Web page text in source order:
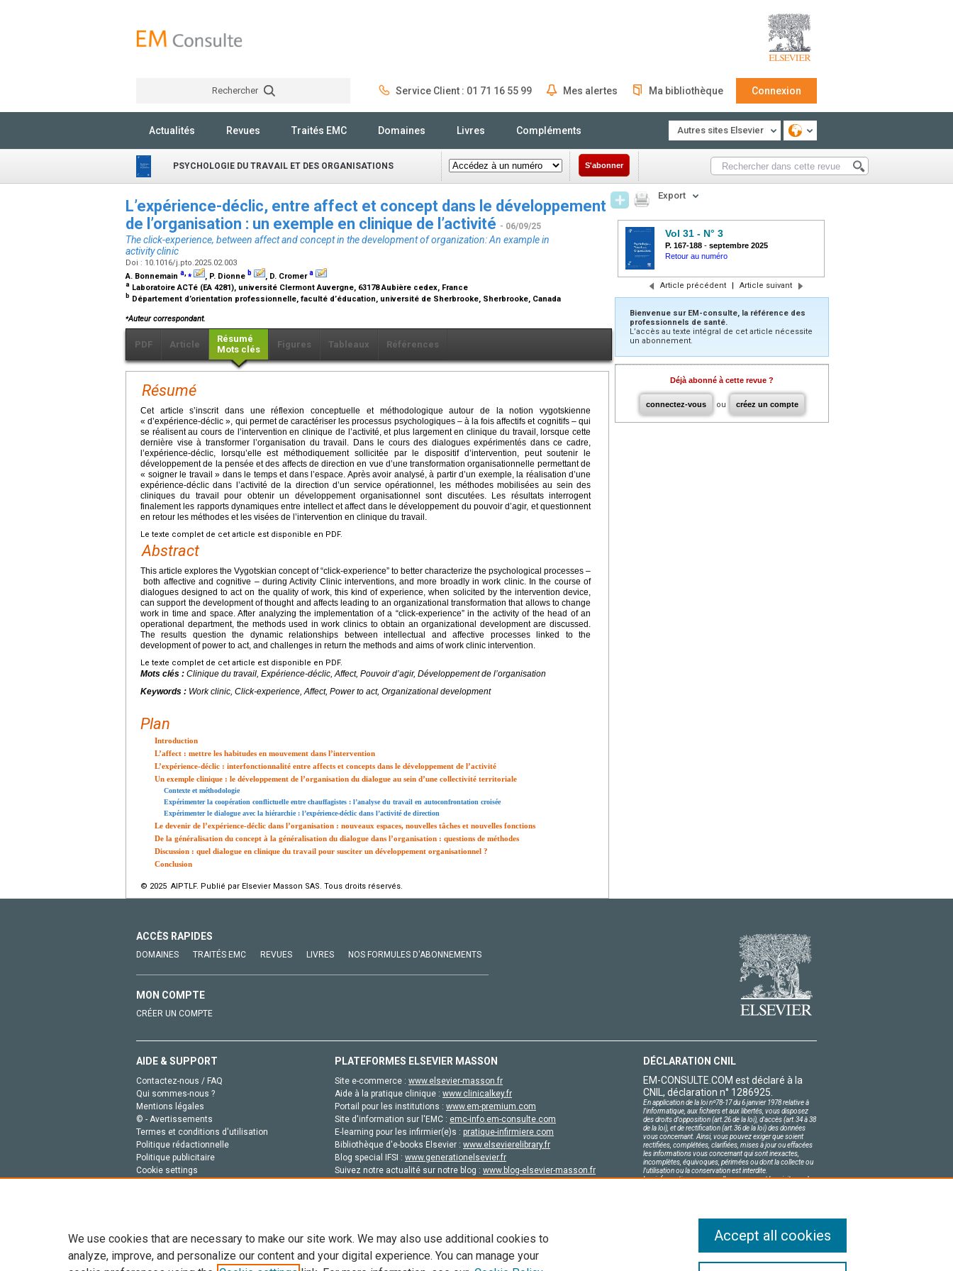
Rechercher Service Client : 01 71 16 55 99 Mes alertes Ma bibliothèque Connexion
Actualités Revues Traités EMC Domaines Livres Compléments Autres sites Elsevier
PSYCHOLOGIE DU TRAVAIL ET DES ORGANISATIONS S'abonner
L’expérience-déclic, entre affect et concept dans le développement
de l’organisation : un exemple en clinique de l’activité - 06/09/25
The click-experience, between affect and concept in the development of organization: An example in
activity clinic
Doi : 10.1016/j.pto.2025.02.003
A. Bonnemain a,⁎ , P. Dionne b , D. Cromera
a Laboratoire ACTé (EA 4281), université Clermont Auvergne, 63178 Aubière cedex, France
b Département d’orientation professionnelle, faculté d’éducation, université de Sherbrooke, Sherbrooke, Canada
⁎Auteur correspondant.
PDF Article
Résumé
Mots clés
Figures Tableaux Références
Résumé
Cet article s’inscrit dans une réflexion conceptuelle et méthodologique autour de la notion vygotskienne
« d’expérience-déclic », qui permet de caractériser les processus psychologiques – à la fois affectifs et cognitifs – qui
se réalisent au cours de l’intervention en clinique de l’activité, et plus largement en clinique du travail, lorsque cette
dernière vise à transformer l’organisation du travail. Dans le cours des dialogues expérimentés dans ce cadre,
l’expérience-déclic, lorsqu’elle est méthodiquement sollicitée par le dispositif d’intervention, peut soutenir le
développement de la pensée et des affects de direction en vue d’une transformation organisationnelle permettant de
« soigner le travail » dans le temps et dans l’espace. Après avoir analysé, à partir d’un exemple, la réalisation d’une
expérience-déclic dans l’activité de la direction d’un service opérationnel, les méthodes mobilisées au sein des
cliniques du travail pour obtenir un développement organisationnel sont discutées. Les résultats interrogent
finalement les rapports dynamiques entre intellect et affect dans le développement du pouvoir d’agir, et questionnent
en retour les méthodes et les visées de l’intervention en clinique du travail.
Le texte complet de cet article est disponible en PDF.
Abstract
This article explores the Vygotskian concept of “click-experience” to better characterize the psychological processes –
both affective and cognitive – during Activity Clinic interventions, and more broadly in work clinic. In the course of
dialogues designed to act on the quality of work, this kind of experience, when solicited by the intervention device,
can support the development of thought and affects leading to an organizational transformation that allows to change
work in time and space. After analyzing the implementation of a “click-experience” in the activity of the head of an
operational department, the methods used in work clinics to obtain an organizational development are discussed.
The results question the dynamic relationships between intellectual and affective processes linked to the
development of power to act, and challenges in return the methods and aims of work clinic intervention.
Le texte complet de cet article est disponible en PDF.
Mots clés : Clinique du travail, Expérience-déclic, Affect, Pouvoir d’agir, Développement de l’organisation
Keywords : Work clinic, Click-experience, Affect, Power to act, Organizational development
Plan
Introduction
L’affect : mettre les habitudes en mouvement dans l’intervention
L’expérience-déclic : interfonctionnalité entre affects et concepts dans le développement de l’activité
Un exemple clinique : le développement de l’organisation du dialogue au sein d’une collectivité territoriale
Contexte et méthodologie
Expérimenter la coopération conflictuelle entre chauffagistes : l’analyse du travail en autoconfrontation croisée
Expérimenter le dialogue avec la hiérarchie : l’expérience-déclic dans l’activité de direction
Le devenir de l’expérience-déclic dans l’organisation : nouveaux espaces, nouvelles tâches et nouvelles fonctions
De la généralisation du concept à la généralisation du dialogue dans l’organisation : questions de méthodes
Discussion : quel dialogue en clinique du travail pour susciter un développement organisationnel ?
Conclusion
© 2025 AIPTLF. Publié par Elsevier Masson SAS. Tous droits réservés.
Export
Vol 31 - N° 3
P. 167-188 - septembre 2025
Retour au numéro
Article précédent | Article suivant
Bienvenue sur EM-consulte, la référence des
professionnels de santé.
L’accès au texte intégral de cet article nécessite
un abonnement.
Déjà abonné à cette revue ?
connectez-vous ou créez un compte
ACCÈS RAPIDES
DOMAINES TRAITÉS EMC REVUES LIVRES NOS FORMULES D'ABONNEMENTS
MON COMPTE
CRÉER UN COMPTE
AIDE & SUPPORT
Contactez-nous / FAQ
Qui sommes-nous ?
Mentions légales
© - Avertissements
Termes et conditions d'utilisation
Politique rédactionnelle
Politique publicitaire
Cookie settings
PLATEFORMES ELSEVIER MASSON
Site e-commerce : www.elsevier-masson.fr
Aide à la pratique clinique : www.clinicalkey.fr
Portail pour les institutions : www.em-premium.com
Site d'information sur l'EMC : emc-info.em-consulte.com
E-learning pour les infirmier(e)s : pratique-infirmiere.com
Bibliothèque d'e-books Elsevier : www.elsevierelibrary.fr
Blog special IFSI : www.generationelsevier.fr
Suivez notre actualité sur notre blog : www.blog-elsevier-masson.fr
DÉCLARATION CNIL
EM-CONSULTE.COM est déclaré à la
CNIL, déclaration n° 1286925.
En application de la loi nº78-17 du 6 janvier 1978 relative à
l'informatique, aux fichiers et aux libertés, vous disposez
des droits d'opposition (art.26 de la loi), d'accès (art.34 à 38
de la loi), et de rectification (art.36 de la loi) des données
vous concernant. Ainsi, vous pouvez exiger que soient
rectifiées, complétées, clarifiées, mises à jour ou effacées
les informations vous concernant qui sont inexactes,
incomplètes, équivoques, périmées ou dont la collecte ou
l'utilisation ou la conservation est interdite.
Les informations personnelles concernant les visiteurs de
We use cookies that are necessary to make our site work. We may also use additional cookies to
analyze, improve, and personalize our content and your digital experience. You can manage your
Accept all cookies